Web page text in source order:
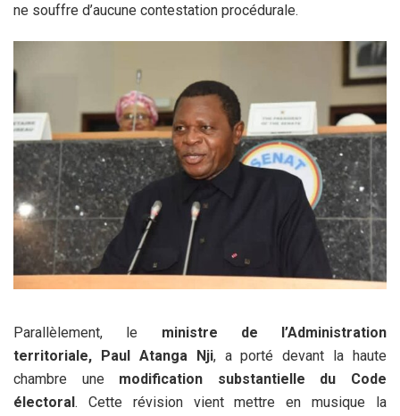
ne souffre d’aucune contestation procédurale.
Parallèlement, le ministre de l’Administration
territoriale, Paul Atanga Nji, a porté devant la haute
chambre une modification substantielle du Code
électoral . Cette révision vient mettre en musique la